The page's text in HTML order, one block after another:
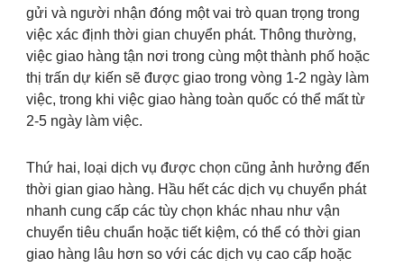
gửi và người nhận đóng một vai trò quan trọng trong
việc xác định thời gian chuyển phát. Thông thường,
việc giao hàng tận nơi trong cùng một thành phố hoặc
thị trấn dự kiến sẽ được giao trong vòng 1-2 ngày làm
việc, trong khi việc giao hàng toàn quốc có thể mất từ
2-5 ngày làm việc.
Thứ hai, loại dịch vụ được chọn cũng ảnh hưởng đến
thời gian giao hàng. Hầu hết các dịch vụ chuyển phát
nhanh cung cấp các tùy chọn khác nhau như vận
chuyển tiêu chuẩn hoặc tiết kiệm, có thể có thời gian
giao hàng lâu hơn so với các dịch vụ cao cấp hoặc